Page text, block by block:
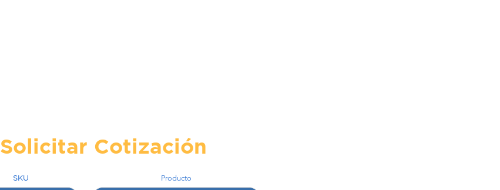
Solicitar Cotización
SKU Producto